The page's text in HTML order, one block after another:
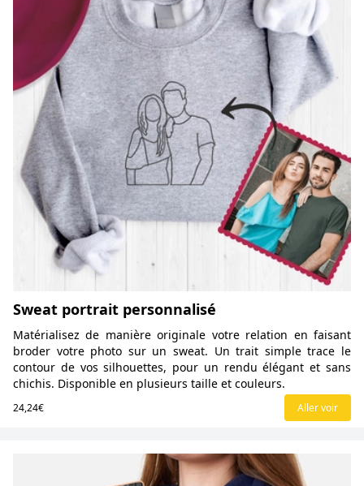
Sweat portrait personnalisé
Matérialisez de manière originale votre relation en faisant
broder votre photo sur un sweat. Un trait simple trace le
contour de vos silhouettes, pour un rendu élégant et sans
chichis. Disponible en plusieurs taille et couleurs.
24,24€ Aller voir